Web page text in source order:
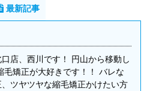
最新記事
店、西川です！ 円山から移動し
毛矯正が大好きです！！ バレな
ツヤツヤな縮毛矯正かけたい方